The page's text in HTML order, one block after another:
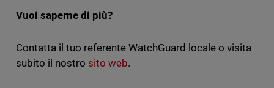
Vuoi saperne di più?
Contatta il tuo referente WatchGuard locale o visita
subito il nostro sito web.